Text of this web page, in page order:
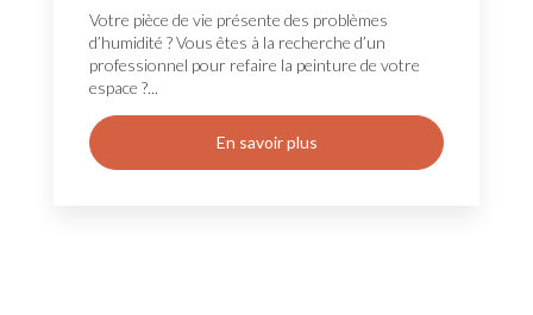
Votre pièce de vie présente des problèmes
d’humidité ? Vous êtes à la recherche d’un
professionnel pour refaire la peinture de votre
espace ?...
En savoir plus